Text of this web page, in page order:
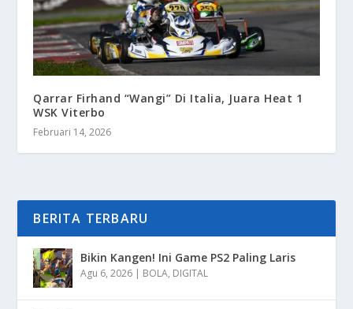
Qarrar Firhand “Wangi” Di Italia, Juara Heat 1
WSK Viterbo
Februari 14, 2026
BERITA TERBARU
Bikin Kangen! Ini Game PS2 Paling Laris
Agu 6, 2026 | BOLA, DIGITAL